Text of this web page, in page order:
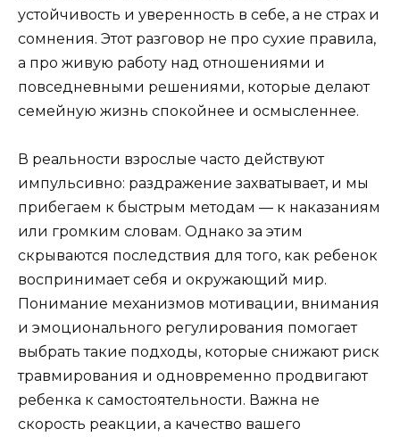
устойчивость и уверенность в себе, а не страх и
сомнения. Этот разговор не про сухие правила,
а про живую работу над отношениями и
повседневными решениями, которые делают
семейную жизнь спокойнее и осмысленнее.
В реальности взрослые часто действуют
импульсивно: раздражение захватывает, и мы
прибегаем к быстрым методам — к наказаниям
или громким словам. Однако за этим
скрываются последствия для того, как ребенок
воспринимает себя и окружающий мир.
Понимание механизмов мотивации, внимания
и эмоционального регулирования помогает
выбрать такие подходы, которые снижают риск
травмирования и одновременно продвигают
ребенка к самостоятельности. Важна не
скорость реакции, а качество вашего